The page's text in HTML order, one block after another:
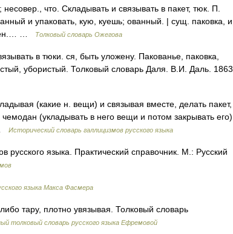
что. Складывать и связывать в пакет, тюк. П.
и упаковать, кую, куешь; ованный. | сущ. паковка, и,
…
Толковый словарь Ожегова
в тюки. ся, быть уложену. Пакованье, паковка,
убористый. Толковый словарь Даля. В.И. Даль. 1863
(какие н. вещи) и связывая вместе, делать пакет,
(укладывать в него вещи и потом закрывать его).
Исторический словарь галлицизмов русского языка
языка. Практический справочник. М.: Русский
языка Макса Фасмера
тару, плотно увязывая. Толковый словарь
толковый словарь русского языка Ефремовой